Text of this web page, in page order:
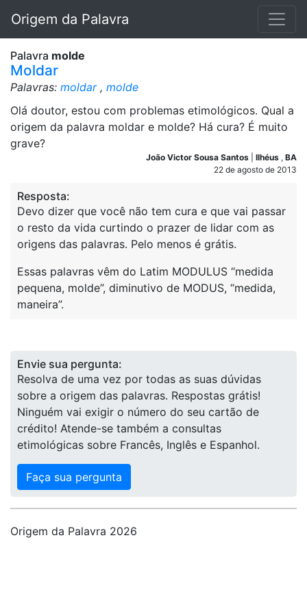
Origem da Palavra
Palavra molde
Moldar
Palavras: moldar, molde
Olá doutor, estou com problemas etimológicos. Qual a
origem da palavra moldar e molde? Há cura? É muito
grave?
João Victor Sousa Santos Ilhéus , BA
22 de agosto de 2013
Resposta:
Devo dizer que você não tem cura e que vai passar
o resto da vida curtindo o prazer de lidar com as
origens das palavras. Pelo menos é grátis.
Essas palavras vêm do Latim MODULUS “medida
pequena, molde”, diminutivo de MODUS, “medida,
maneira”.
Envie sua pergunta:
Resolva de uma vez por todas as suas dúvidas
sobre a origem das palavras. Respostas grátis!
Ninguém vai exigir o número do seu cartão de
crédito! Atende-se também a consultas
etimológicas sobre Francês, Inglês e Espanhol.
Faça sua pergunta
Origem da Palavra 2026